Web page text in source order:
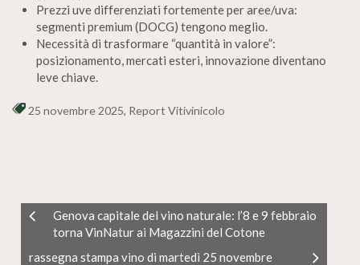
Prezzi uve differenziati fortemente per aree/uva:
segmenti premium (DOCG) tengono meglio.
Necessità di trasformare “quantità in valore”:
posizionamento, mercati esteri, innovazione diventano
leve chiave.
25 novembre 2025, Report Vitivinicolo
Genova capitale del vino naturale: l’8 e 9 febbraio
torna VinNatur ai Magazzini del Cotone
rassegna stampa vino di martedì 25 novembre